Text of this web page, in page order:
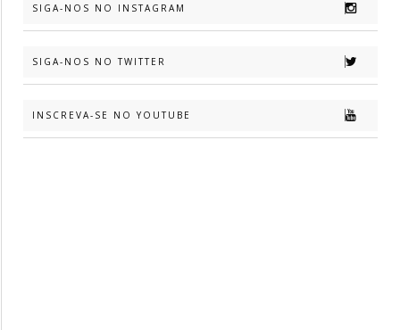
SIGA-NOS NO INSTAGRAM
SIGA-NOS NO TWITTER
INSCREVA-SE NO YOUTUBE